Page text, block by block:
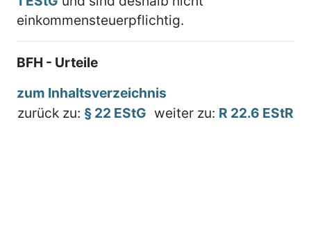
einkommensteuerpflichtig.
BFH - Urteile
zum Inhaltsverzeichnis
zurück zu: § 22 EStG weiter zu: R 22.6 EStR